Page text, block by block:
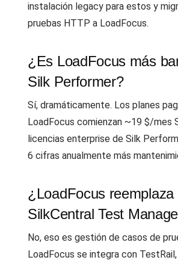
instalación legacy para estos y
pruebas HTTP a LoadFocus.
¿Es LoadFocus más
Silk Performer?
Sí, dramáticamente. Los planes
LoadFocus comienzan ~19 $/mes
licencias enterprise de Silk
6 cifras anualmente más
¿LoadFocus reemplaza
SilkCentral Test
No, eso es gestión de casos de
LoadFocus se integra con TestRail,